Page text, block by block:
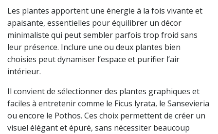
Les plantes apportent une énergie à la fois vivante et
apaisante, essentielles pour équilibrer un décor
minimaliste qui peut sembler parfois trop froid sans
leur présence. Inclure une ou deux plantes bien
choisies peut dynamiser l’espace et purifier l’air
intérieur.
Il convient de sélectionner des plantes graphiques et
faciles à entretenir comme le Ficus lyrata, le Sansevieria
ou encore le Pothos. Ces choix permettent de créer un
visuel élégant et épuré, sans nécessiter beaucoup